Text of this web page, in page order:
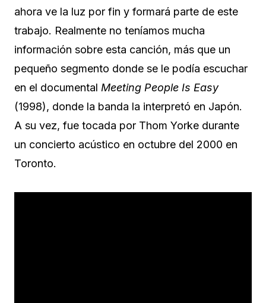
ahora ve la luz por fin y formará parte de este
trabajo. Realmente no teníamos mucha
información sobre esta canción, más que un
pequeño segmento donde se le podía escuchar
en el documental Meeting People Is Easy
(1998), donde la banda la interpretó en Japón.
A su vez, fue tocada por Thom Yorke durante
un concierto acústico en octubre del 2000 en
Toronto.